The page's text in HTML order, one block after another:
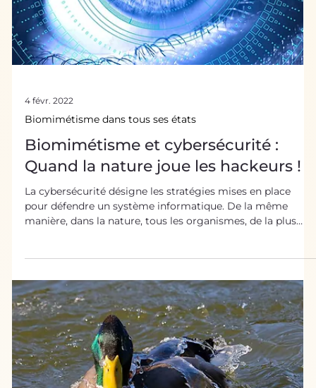
vie pour survivre. L'énergie se présente sous de
nombreuses formes : thermique, électrique, mécanique,
etc. Le vivant regorge de mécanismes dont biomimétisme
peut s'inspirer pour améliorer la production d'énergie, ou
la réinventer. Un enjeu contemporain majeur pour faire
célèbre phrase du chimiste et philosophe Lavoisier “Rien
4 févr. 2022
Biomimétisme dans tous ses états